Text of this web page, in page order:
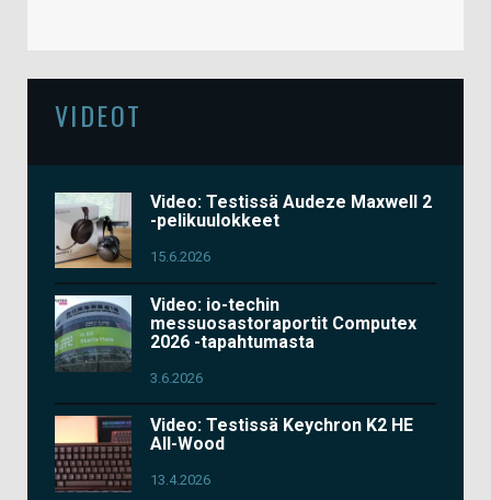
VIDEOT
Video: Testissä Audeze Maxwell 2
-pelikuulokkeet
15.6.2026
Video: io-techin
messuosastoraportit Computex
2026 -tapahtumasta
3.6.2026
Video: Testissä Keychron K2 HE
All-Wood
13.4.2026